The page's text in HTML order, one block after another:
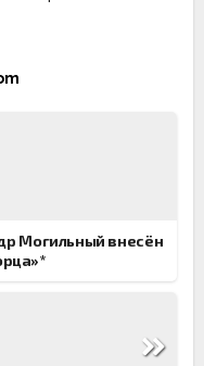
Могильный внесён